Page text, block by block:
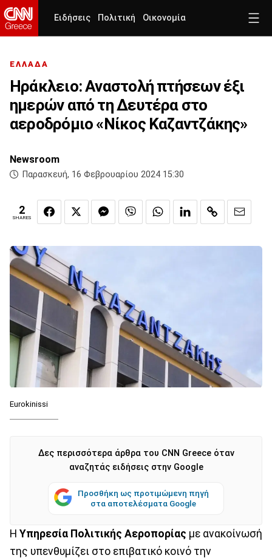
Ειδήσεις Πολιτική Οικονομία
ΕΛΛΑΔΑ
Ηράκλειο: Αναστολή πτήσεων έξι
ημερών από τη Δευτέρα στο
αεροδρόμιο «Νίκος Καζαντζάκης»
Newsroom
Παρασκευή, 16 Φεβρουαρίου 2024 15:30
2
SHARES
Eurokinissi
Δες περισσότερα άρθρα του CNN Greece όταν
αναζητάς ειδήσεις στην Google
Προσθήκη ως προτιμώμενη πηγή
στα αποτελέσματα Google
Η Υπηρεσία Πολιτικής Αεροπορίας με ανακοίνωσή
της υπενθυμίζει στο επιβατικό κοινό την